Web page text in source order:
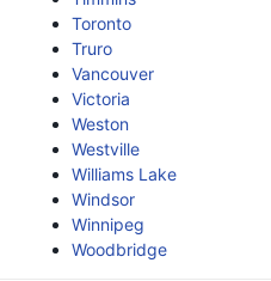
Toronto
Truro
Vancouver
Victoria
Weston
Westville
Williams Lake
Windsor
Winnipeg
Woodbridge